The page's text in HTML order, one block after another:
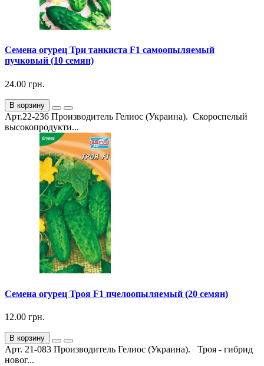
Семена огурец Три танкиста F1 самоопыляемый
пучковый (10 семян)
24.00 грн.
В корзину
Арт.22-236 Производитель Гелиос (Украина). Скороспелый
высокопродукти...
Семена огурец Троя F1 пчелоопыляемый (20 семян)
12.00 грн.
В корзину
Арт. 21-083 Производитель Гелиос (Украина). Троя - гибрид
новог...